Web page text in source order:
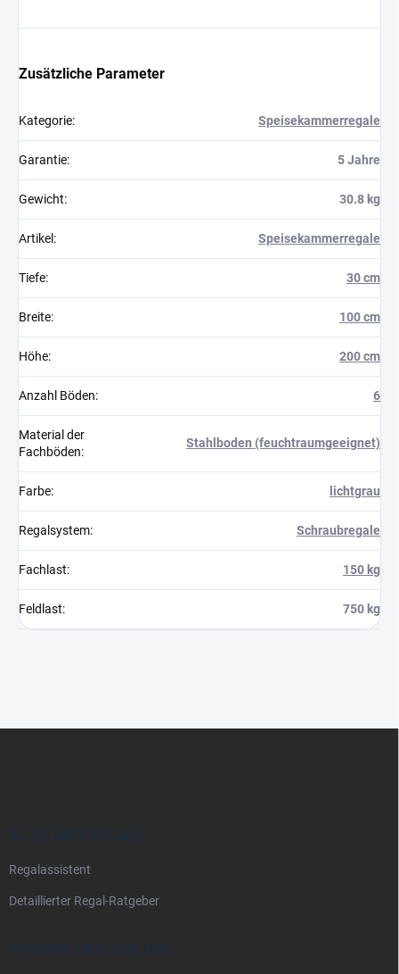
Zusätzliche Parameter
Kategorie: Speisekammerregale
Garantie: 5 Jahre
Gewicht: 30.8 kg
Artikel : Speisekammerregale
Tiefe: 30 cm
Breite: 100 cm
Höhe: 200 cm
Anzahl Böden: 6
Material der
Fachböden:
Stahlboden (feuchtraumgeeignet)
Farbe: lichtgrau
Regalsystem: Schraubregale
Fachlast: 150 kg
Feldlast: 750 kg
ALLES ÜBER REGALE
Regalassistent
Detaillierter Regal-Ratgeber
VERSAND UND ZAHLUNG